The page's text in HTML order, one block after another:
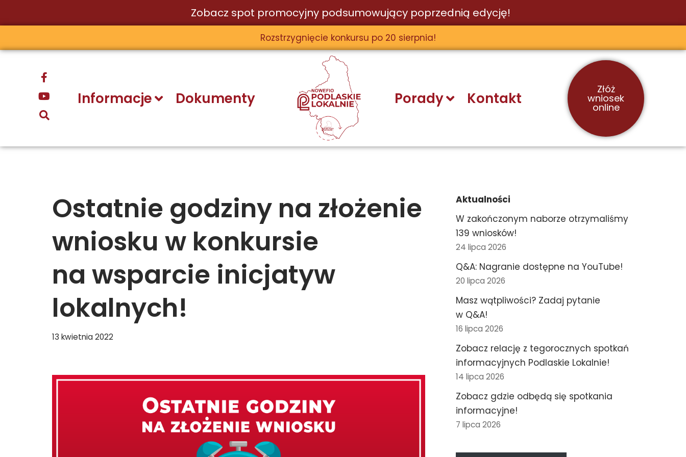
Przejdź
Zobacz spot promocyjny podsumowujący poprzednią edycję!
Rozstrzygnięcie konkursu po 20 sierpnia!
Informacje Dokumenty Porady Kontakt
Złóż
wniosek
online
Ostatnie godziny na złożenie
wniosku w konkursie
na wsparcie inicjatyw
lokalnych!
13 kwietnia 2022
Aktualności
W zakończonym naborze otrzymaliśmy
139 wniosków!
24 lipca 2026
Q&A: Nagranie dostępne na YouTube!
20 lipca 2026
Masz wątpliwości? Zadaj pytanie
w Q&A!
16 lipca 2026
Zobacz relację z tegorocznych spotkań
informacyjnych Podlaskie Lokalnie!
14 lipca 2026
Zobacz gdzie odbędą się spotkania
informacyjne!
7 lipca 2026